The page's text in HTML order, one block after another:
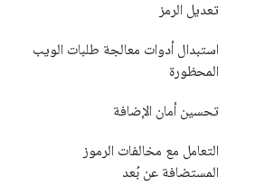
تعديل الرمز
استبدال أدوات معالجة طلبات الويب
المحظورة
تحسين أمان الإضافة
التعامل مع مخالفات الرموز
المستضافة عن بُعد